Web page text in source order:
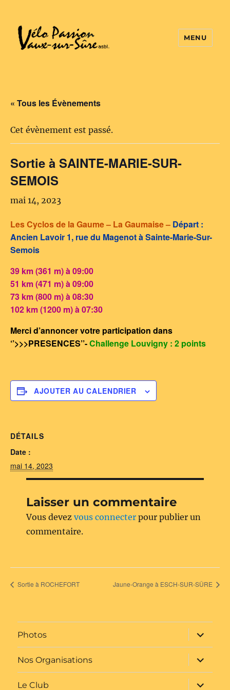
MENU
« Tous les Évènements
Cet évènement est passé.
Sortie à SAINTE-MARIE-SUR-
SEMOIS
mai 14, 2023
Les Cyclos de la Gaume – La Gaumaise – Départ :
Ancien Lavoir 1, rue du Magenot à Sainte-Marie-Sur-
Semois
39 km (361 m) à 09:00
51 km (471 m) à 09:00
73 km (800 m) à 08:30
102 km (1200 m) à 07:30
Merci d’annoncer votre participation dans
‘’>>>PRESENCES’’-Challenge Louvigny : 2 points
AJOUTER AU CALENDRIER
DÉTAILS
Date :
mai 14, 2023
Laisser un commentaire
Vous devezvous connecter pour publier un
commentaire.
Sortie à ROCHEFORT Jaune-Orange à ESCH-SUR-SÛRE
Photos
ouvrir
le
sous-
menu
Nos Organisations
ouvrir
le
sous-
menu
Le Club
ouvrir